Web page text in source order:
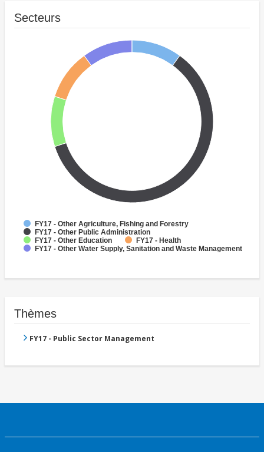
Secteurs
FY17 - Other Agriculture, Fishing and Forestry
FY17 - Other Public Administration
FY17 - Other Education
FY17 - Health
FY17 - Other Water Supply, Sanitation and Waste Management
Thèmes
FY17 - Public Sector Management